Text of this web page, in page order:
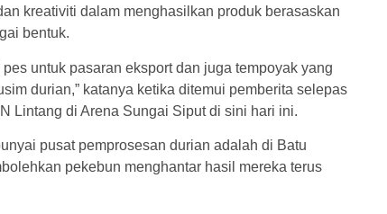
kreativiti dalam menghasilkan produk berasaskan
bentuk.
untuk pasaran eksport dan juga tempoyak yang
durian,” katanya ketika ditemui pemberita selepas
Lintang di Arena Sungai Siput di sini hari ini.
pusat pemprosesan durian adalah di Batu
pekebun menghantar hasil mereka terus